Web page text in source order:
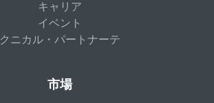
キャリア
イベント
クニカル・パートナーテ
市場